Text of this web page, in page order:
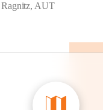
Ragnitz, AUT